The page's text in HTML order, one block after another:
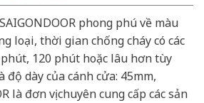
phong phú về màu
loại, thời gian chống cháy có các
120 phút hoặc lâu hơn tùy
dày của cánh cửa: 45mm,
là đơn vị chuyên cung cấp các sản